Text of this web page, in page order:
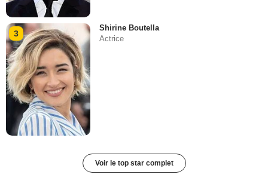
3
Shirine Boutella
Actrice
Voir le top star complet